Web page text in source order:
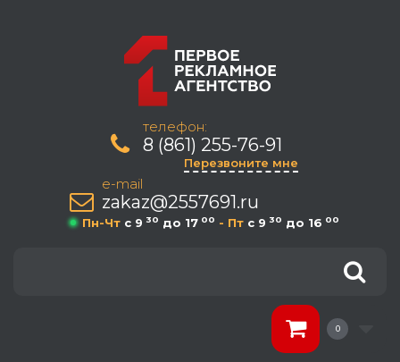
телефон:
8 (861) 255-76-91
Перезвоните мне
e-mail
zakaz@2557691.ru
Пн-Чт c 9 30 до 17 00 - Пт c 9 30 до 16 00
0